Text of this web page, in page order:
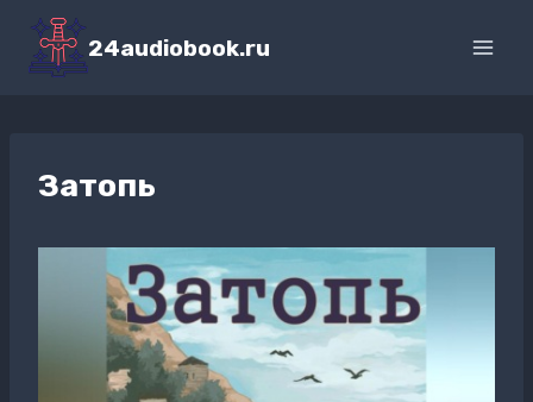
Перейти
содержимому
24audiobook.ru
Затопь